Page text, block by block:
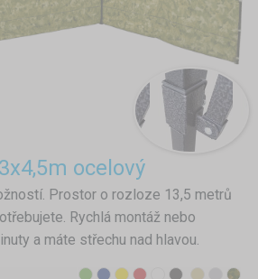
ocelový
Prostor o rozloze 13,5 metrů
Rychlá montáž nebo
a máte střechu nad hlavou.